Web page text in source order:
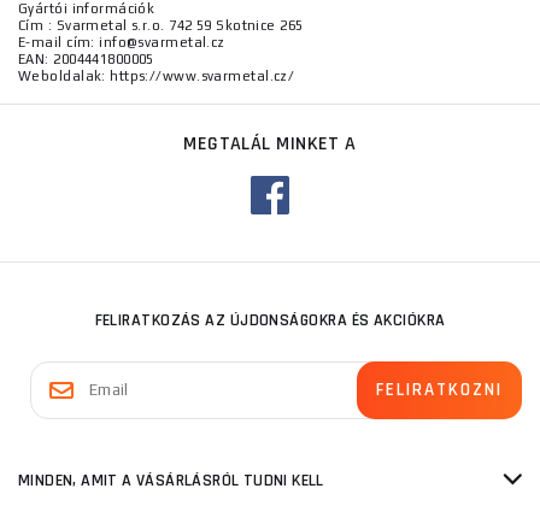
Gyártói információk
Cím : Svarmetal s.r.o. 742 59 Skotnice 265
E-mail cím: info@svarmetal.cz
EAN: 2004441800005
Weboldalak: https://www.svarmetal.cz/
MEGTALÁL MINKET A
FELIRATKOZÁS AZ ÚJDONSÁGOKRA ÉS AKCIÓKRA
MINDEN, AMIT A VÁSÁRLÁSRÓL TUDNI KELL